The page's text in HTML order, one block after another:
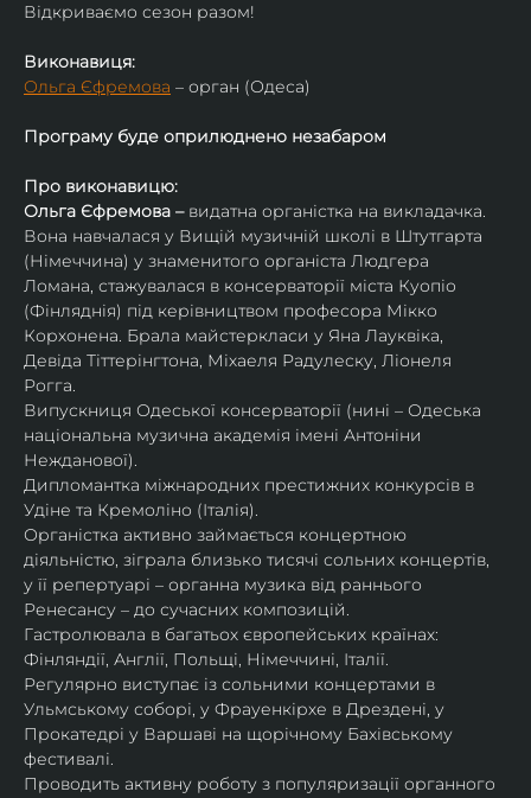
Відкриваємо сезон разом!
Виконавиця:
Ольга Єфремова – орган (Одеса)
Програму буде оприлюднено незабаром
Про виконавицю:
Ольга Єфремова – видатна органістка на викладачка.
Вона навчалася у Вищій музичній школі в Штутгарта
(Німеччина) у знаменитого органіста Людгера
Ломана, стажувалася в консерваторії міста Куопіо
(Фінляднія) під керівництвом професора Мікко
Корхонена. Брала майстеркласи у Яна Лауквіка,
Девіда Тіттерінгтона, Міхаеля Радулеску, Ліонеля
Рогга.
Випускниця Одеської консерваторії (нині – Одеська
національна музична академія імені Антоніни
Нежданової).
Дипломантка міжнародних престижних конкурсів в
Удіне та Кремоліно (Італія).
Органістка активно займається концертною
діяльністю, зіграла близько тисячі сольних концертів,
у її репертуарі – органна музика від раннього
Ренесансу – до сучасних композицій.
Гастролювала в багатьох європейських країнах:
Фінляндії, Англії, Польщі, Німеччині, Італії.
Регулярно виступає із сольними концертами в
Ульмському соборі, у Фрауенкірхе в Дрездені, у
Прокатедрі у Варшаві на щорічному Бахівському
фестивалі.
Проводить активну роботу з популяризації органного